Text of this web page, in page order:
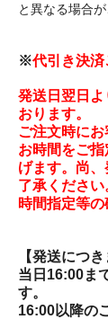
と異なる場合
※代引き決
発送日翌日
おります。
ご注文時にお
お時間をご
げます。尚
了承くださ
時間指定等の
【発送につき
当日16:00ま
す。
16:00以降の